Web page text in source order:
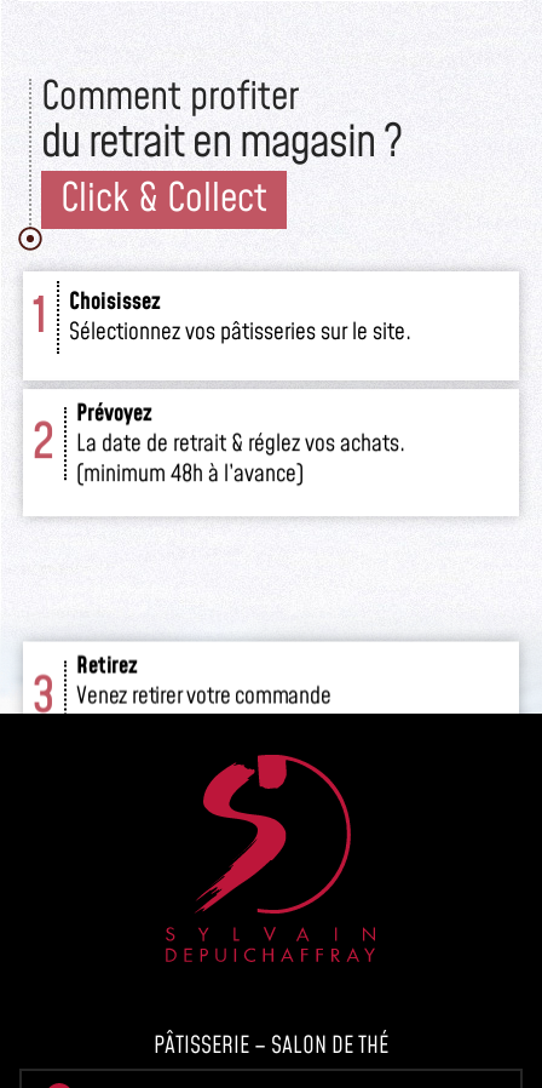
Comment profiter
du retrait en magasin ?
Click & Collect
1
Choisissez
Sélectionnez vos pâtisseries sur le site.
2
Prévoyez
La date de retrait & réglez vos achats.
(minimum 48h à l’avance)
en boutique.
PÂTISSERIE – SALON DE THÉ